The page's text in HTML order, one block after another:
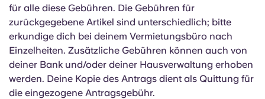
für alle diese Gebühren. Die Gebühren für
zurückgegebene Artikel sind unterschiedlich; bitte
erkundige dich bei deinem Vermietungsbüro nach
Einzelheiten. Zusätzliche Gebühren können auch von
deiner Bank und/oder deiner Hausverwaltung erhoben
werden. Deine Kopie des Antrags dient als Quittung für
die eingezogene Antragsgebühr.